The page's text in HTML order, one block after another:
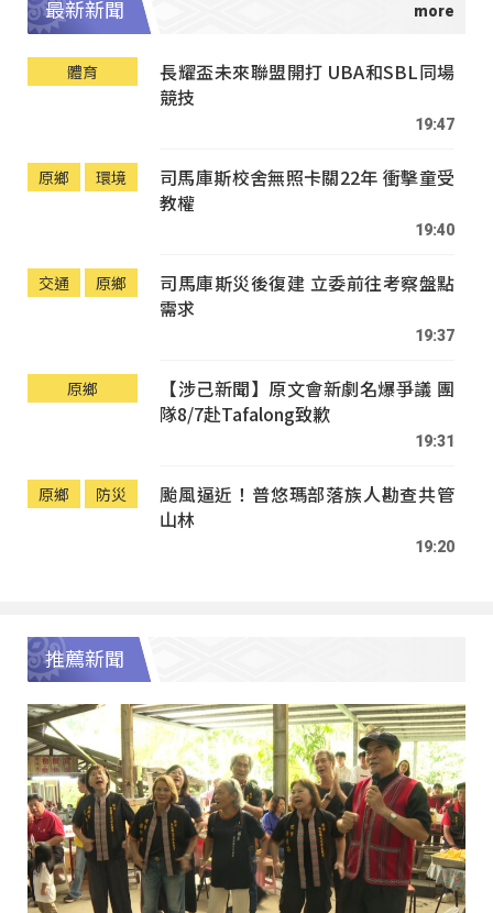
最新新聞
體育
長耀盃未來聯盟開打 UBA和SBL同場
競技
19:47
原鄉 環境
司馬庫斯校舍無照卡關22年 衝擊童受
教權
19:40
交通 原鄉
司馬庫斯災後復建 立委前往考察盤點
需求
19:37
原鄉
【涉己新聞】原文會新劇名爆爭議 團
隊8/7赴Tafalong致歉
19:31
原鄉 防災
颱風逼近！普悠瑪部落族人勘查共管
山林
19:20
推薦新聞